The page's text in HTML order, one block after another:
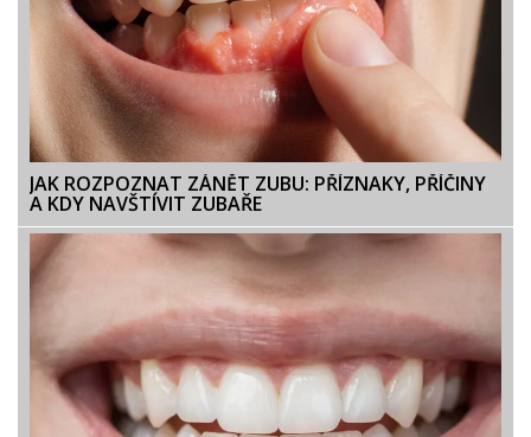
JAK ROZPOZNAT ZÁNĚT ZUBU: PŘÍZNAKY, PŘÍČINY
A KDY NAVŠTÍVIT ZUBAŘE